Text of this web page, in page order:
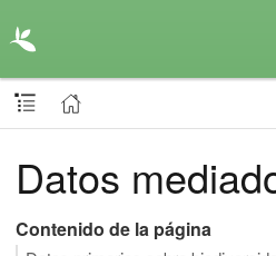
Datos
Contenido de la página